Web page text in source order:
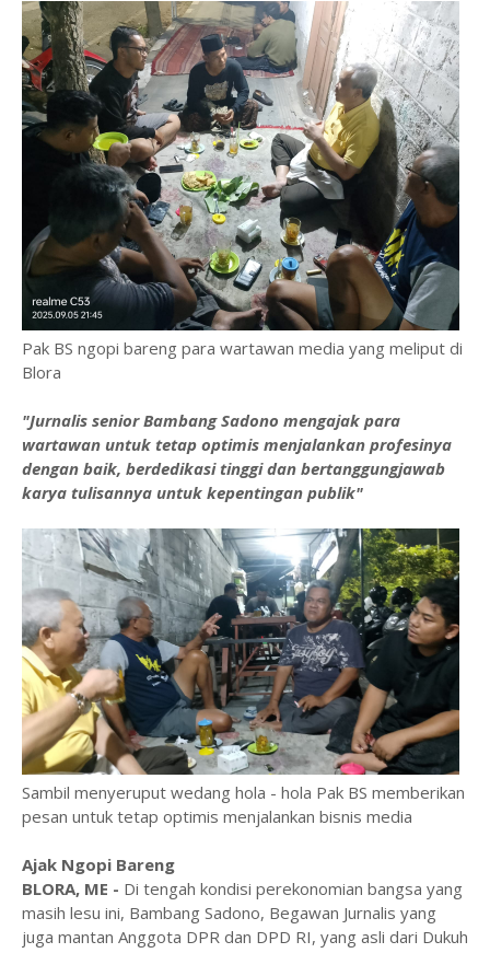
Pak BS ngopi bareng para wartawan media yang meliput di
Blora
"Jurnalis senior Bambang Sadono mengajak para
wartawan untuk tetap optimis menjalankan profesinya
dengan baik, berdedikasi tinggi dan bertanggungjawab
karya tulisannya untuk kepentingan publik"
Sambil menyeruput wedang hola - hola Pak BS memberikan
pesan untuk tetap optimis menjalankan bisnis media
Ajak Ngopi Bareng
BLORA, ME - Di tengah kondisi perekonomian bangsa yang
masih lesu ini, Bambang Sadono, Begawan Jurnalis yang
juga mantan Anggota DPR dan DPD RI, yang asli dari Dukuh